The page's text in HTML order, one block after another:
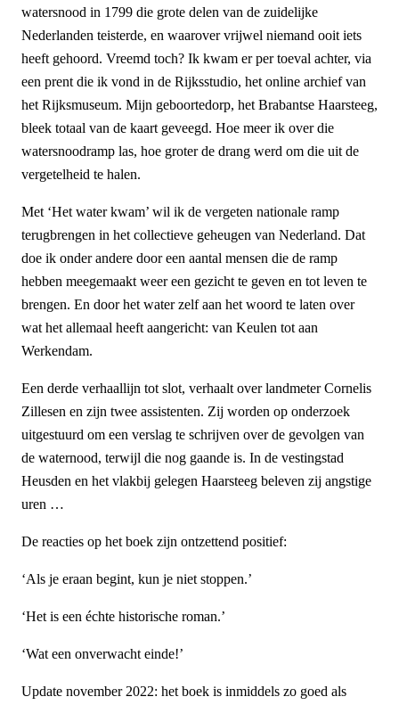
watersnood in 1799 die grote delen van de zuidelijke
Nederlanden teisterde, en waarover vrijwel niemand ooit iets
heeft gehoord. Vreemd toch? Ik kwam er per toeval achter, via
een prent die ik vond in de Rijksstudio, het online archief van
het Rijksmuseum. Mijn geboortedorp, het Brabantse Haarsteeg,
bleek totaal van de kaart geveegd. Hoe meer ik over die
watersnoodramp las, hoe groter de drang werd om die uit de
vergetelheid te halen.
Met ‘Het water kwam’ wil ik de vergeten nationale ramp
terugbrengen in het collectieve geheugen van Nederland. Dat
doe ik onder andere door een aantal mensen die de ramp
hebben meegemaakt weer een gezicht te geven en tot leven te
brengen. En door het water zelf aan het woord te laten over
wat het allemaal heeft aangericht: van Keulen tot aan
Werkendam.
Een derde verhaallijn tot slot, verhaalt over landmeter Cornelis
Zillesen en zijn twee assistenten. Zij worden op onderzoek
uitgestuurd om een verslag te schrijven over de gevolgen van
de waternood, terwijl die nog gaande is. In de vestingstad
Heusden en het vlakbij gelegen Haarsteeg beleven zij angstige
uren …
De reacties op het boek zijn ontzettend positief:
‘Als je eraan begint, kun je niet stoppen.’
‘Het is een échte historische roman.’
‘Wat een onverwacht einde!’
Update november 2022: het boek is inmiddels zo goed als